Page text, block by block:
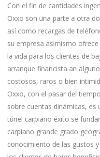
Con el fin de cantidades
Oxxo son una parte a otra
así­ como recargas de
su empresa asimismo
la vida para los clientes de
arranque financista an
costosos, raros o bien
Oxxo, con el pasar del
sobre cuentas dinámicas,
túnel carpiano éxito se
carpiano grande grado
conocimiento de las gustos